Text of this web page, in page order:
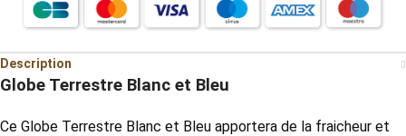
Description
Globe Terrestre Blanc et Bleu
Ce Globe Terrestre Blanc et Bleu apportera de la fraicheur et